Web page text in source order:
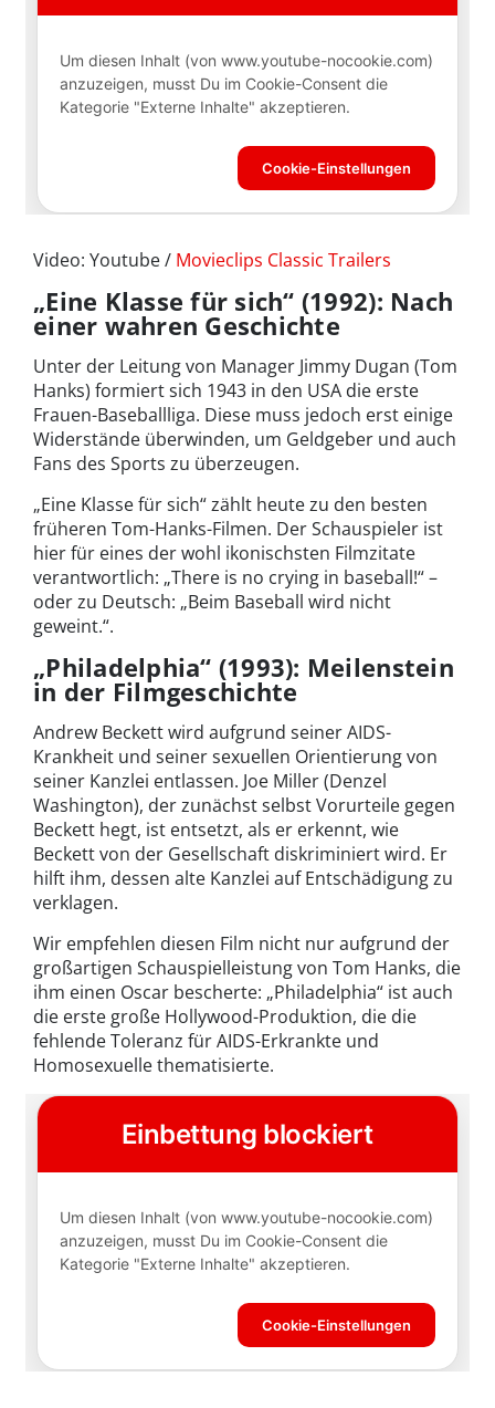
Video: Youtube / Movieclips Classic Trailers
„Eine Klasse für sich“ (1992): Nach
einer wahren Geschichte
Unter der Leitung von Manager Jimmy Dugan (Tom
Hanks) formiert sich 1943 in den USA die erste
Frauen-Baseballliga. Diese muss jedoch erst einige
Widerstände überwinden, um Geldgeber und auch
Fans des Sports zu überzeugen.
„Eine Klasse für sich“ zählt heute zu den besten
früheren Tom-Hanks-Filmen. Der Schauspieler ist
hier für eines der wohl ikonischsten Filmzitate
verantwortlich: „There is no crying in baseball!“ –
oder zu Deutsch: „Beim Baseball wird nicht
geweint.“.
„Philadelphia“ (1993): Meilenstein
in der Filmgeschichte
Andrew Beckett wird aufgrund seiner AIDS-
Krankheit und seiner sexuellen Orientierung von
seiner Kanzlei entlassen. Joe Miller (Denzel
Washington), der zunächst selbst Vorurteile gegen
Beckett hegt, ist entsetzt, als er erkennt, wie
Beckett von der Gesellschaft diskriminiert wird. Er
hilft ihm, dessen alte Kanzlei auf Entschädigung zu
verklagen.
Wir empfehlen diesen Film nicht nur aufgrund der
großartigen Schauspielleistung von Tom Hanks, die
ihm einen Oscar bescherte: „Philadelphia“ ist auch
die erste große Hollywood-Produktion, die die
fehlende Toleranz für AIDS-Erkrankte und
Homosexuelle thematisierte.